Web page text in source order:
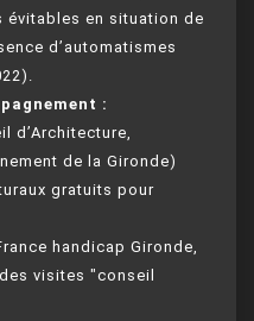
en situation de
d’automatismes
:
d’Architecture,
de la Gironde)
gratuits pour
handicap Gironde,
visites "conseil